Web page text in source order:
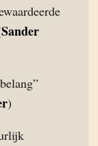
Sander
)